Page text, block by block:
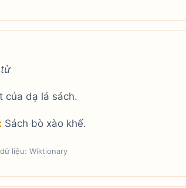
của dạ lá sách.
Sách bò xào khế.
liệu: Wiktionary